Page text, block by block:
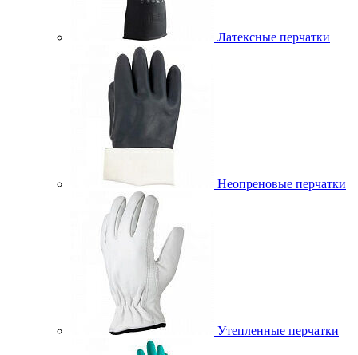
Латексные перчатки
Неопреновые перчатки
Утепленные перчатки